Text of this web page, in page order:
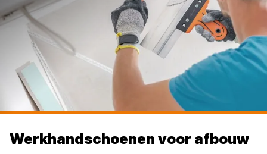
Werkhandschoenen voor afbouw